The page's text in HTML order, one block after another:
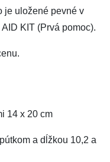
je uložené pevné v
KIT (Prvá pomoc).
14 x 20 cm
a dĺžkou 10,2 a